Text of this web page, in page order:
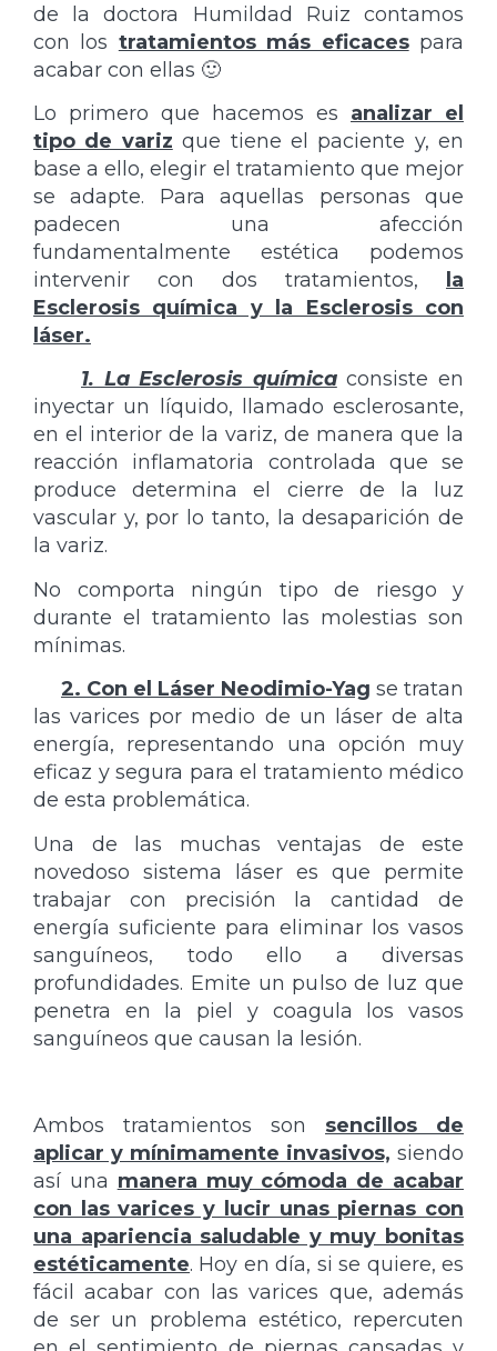
de la doctora Humildad Ruiz contamos
con los tratamientos más eficacespara
acabar con ellas 🙂
Lo primero que hacemos es analizar el
tipo de variz que tiene el paciente y, en
base a ello, elegir el tratamiento que mejor
se adapte. Para aquellas personas que
padecen una afección
fundamentalmente estética podemos
intervenir con dos tratamientos,
la
Esclerosis química y la Esclerosis con
láser.
1. La Esclerosis químicaconsiste en
inyectar un líquido, llamado esclerosante,
en el interior de la variz, de manera que la
reacción inflamatoria controlada que se
produce determina el cierre de la luz
vascular y, por lo tanto, la desaparición de
la variz.
No comporta ningún tipo de riesgo y
durante el tratamiento las molestias son
mínimas.
2. Con el Láser Neodimio-Yag se tratan
las varices por medio de un láser de alta
energía, representando una opción muy
eficaz y segura para el tratamiento médico
de esta problemática.
Una de las muchas ventajas de este
novedoso sistema láser es que permite
trabajar con precisión la cantidad de
energía suficiente para eliminar los vasos
sanguíneos, todo ello a diversas
profundidades. Emite un pulso de luz que
penetra en la piel y coagula los vasos
sanguíneos que causan la lesión.
Ambos tratamientos son sencillos de
aplicar y mínimamente invasivos, siendo
así una manera muy cómoda de acabar
con las varices y lucir unas piernas con
una apariencia saludable y muy bonitas
estéticamente. Hoy en día, si se quiere, es
fácil acabar con las varices que, además
de ser un problema estético, repercuten